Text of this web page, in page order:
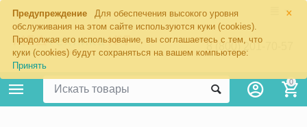
×
Предупреждение
Для обеспечения высокого уровня
обслуживания на этом сайте используются куки (cookies).
Продолжая его использование, вы соглашаетесь с тем, что
куки (cookies) будут сохраняться на вашем компьютере:
Принять
8 (800) 201-70-57
0